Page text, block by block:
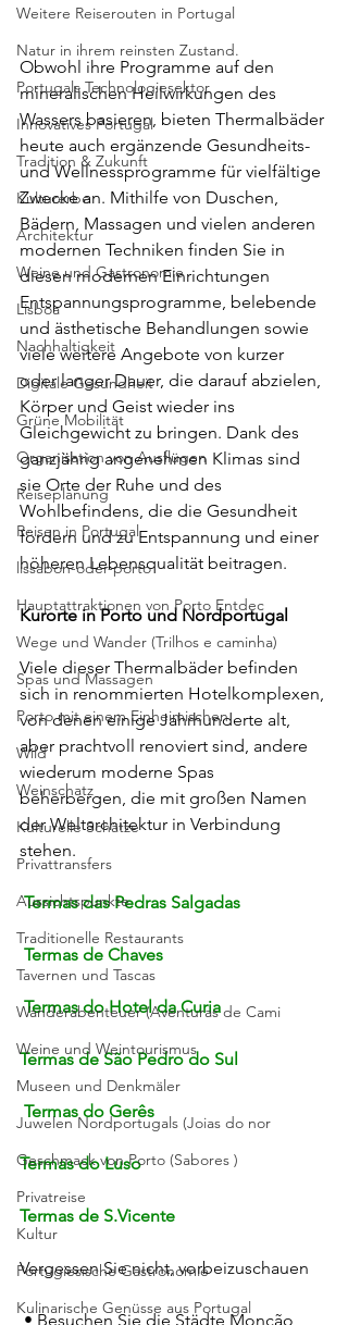
Weitere Reiserouten in Portugal
Natur in ihrem reinsten Zustand.
Portugals Technologiesektor
Innovatives Portugal
Tradition & Zukunft
Kulturerbe
Architektur
Weine und Gastronomie
Lisboa
Nachhaltigkeit
Digitale Gesundheit
Grüne Mobilität
Organisation von Ausflügen
Reiseplanung
Reisen in Portugal
lissabon-oder-porto
Hauptattraktionen von Porto Entdec
Wege und Wander (Trilhos e caminha)
Spas und Massagen
Porto mit einem Einheimischen
Wild
Weinschatz
Kulturelle Schätze
Privattransfers
Aussichtspunkte
Traditionelle Restaurants
Tavernen und Tascas
Wanderabenteuer (Aventuras de Cami
Weine und Weintourismus
Museen und Denkmäler
Juwelen Nordportugals (Joias do nor
Geschmack von Porto (Sabores )
Privatreise
Kultur
Portugiesische Gastronomie
Kulinarische Genüsse aus Portugal
Obwohl ihre Programme auf den
mineralischen Heilwirkungen des
Wassers basieren, bieten Thermalbäder
heute auch ergänzende Gesundheits-
und Wellnessprogramme für vielfältige
Zwecke an. Mithilfe von Duschen,
Bädern, Massagen und vielen anderen
modernen Techniken finden Sie in
diesen modernen Einrichtungen
Entspannungsprogramme, belebende
und ästhetische Behandlungen sowie
viele weitere Angebote von kurzer
oder langer Dauer, die darauf abzielen,
Körper und Geist wieder ins
Gleichgewicht zu bringen. Dank des
ganzjährig angenehmen Klimas sind
sie Orte der Ruhe und des
Wohlbefindens, die die Gesundheit
fördern und zu Entspannung und einer
höheren Lebensqualität beitragen.
Kurorte in Porto und Nordportugal
Viele dieser Thermalbäder befinden
sich in renommierten Hotelkomplexen,
von denen einige Jahrhunderte alt,
aber prachtvoll renoviert sind, andere
wiederum moderne Spas
beherbergen, die mit großen Namen
der Weltarchitektur in Verbindung
stehen.
Termas das Pedras Salgadas
Termas de Chaves
Termas do Hotel da Curia
Termas de São Pedro do Sul
Termas do Gerês
Termas do Luso
Termas de S.Vicente
Vergessen Sie nicht, vorbeizuschauen
• Besuchen Sie die Städte Monção